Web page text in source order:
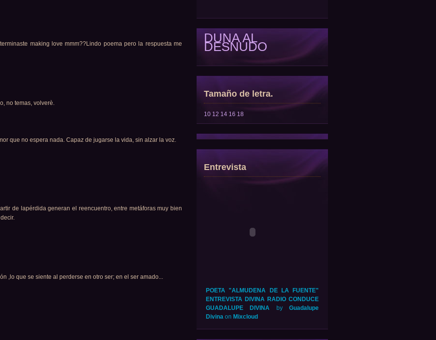
making love mmm??Lindo poema pero la respuesta me
no temas, volverè.
que no espera nada. Capaz de jugarse la vida, sin alzar la voz.
de lapérdida generan el reencuentro, entre metáforas muy bien
,lo que se siente al perderse en otro ser; en el ser amado...
DUNA AL
DESNUDO
Tamaño de letra.
10 12 14 16 18
Entrevista
POETA "ALMUDENA DE LA FUENTE"
ENTREVISTA DIVINA RADIO CONDUCE
GUADALUPE DIVINA byGuadalupe
Divina on Mixcloud